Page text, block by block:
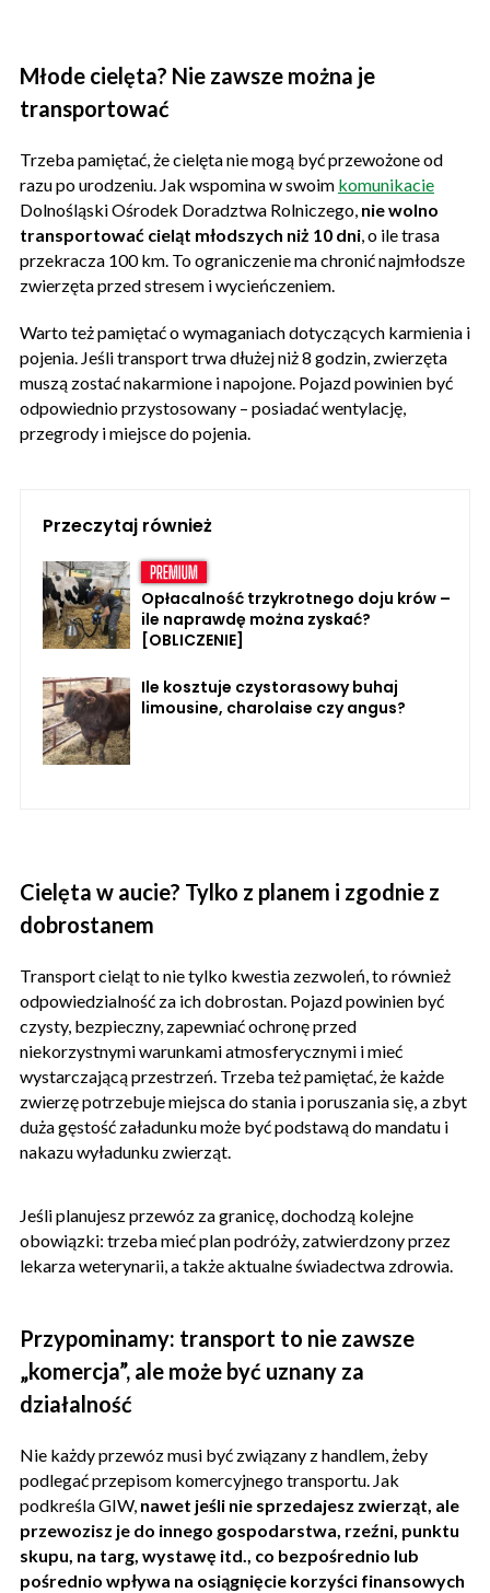
Młode cielęta? Nie zawsze można je
transportować
Trzeba pamiętać, że cielęta nie mogą być przewożone od
razu po urodzeniu. Jak wspomina w swoim komunikacie
Dolnośląski Ośrodek Doradztwa Rolniczego, nie wolno
transportować cieląt młodszych niż 10 dni , o ile trasa
przekracza 100 km. To ograniczenie ma chronić najmłodsze
zwierzęta przed stresem i wycieńczeniem.
Warto też pamiętać o wymaganiach dotyczących karmienia i
pojenia. Jeśli transport trwa dłużej niż 8 godzin, zwierzęta
muszą zostać nakarmione i napojone. Pojazd powinien być
odpowiednio przystosowany – posiadać wentylację,
przegrody i miejsce do pojenia.
Przeczytaj również
Opłacalność trzykrotnego doju krów –
ile naprawdę można zyskać?
[OBLICZENIE]
Ile kosztuje czystorasowy buhaj
limousine, charolaise czy angus?
Cielęta w aucie? Tylko z planem i zgodnie z
dobrostanem
Transport cieląt to nie tylko kwestia zezwoleń, to również
odpowiedzialność za ich dobrostan. Pojazd powinien być
czysty, bezpieczny, zapewniać ochronę przed
niekorzystnymi warunkami atmosferycznymi i mieć
wystarczającą przestrzeń. Trzeba też pamiętać, że każde
zwierzę potrzebuje miejsca do stania i poruszania się, a zbyt
duża gęstość załadunku może być podstawą do mandatu i
nakazu wyładunku zwierząt.
Jeśli planujesz przewóz za granicę, dochodzą kolejne
obowiązki: trzeba mieć plan podróży, zatwierdzony przez
lekarza weterynarii, a także aktualne świadectwa zdrowia.
Przypominamy: transport to nie zawsze
„komercja”, ale może być uznany za
działalność
Nie każdy przewóz musi być związany z handlem, żeby
podlegać przepisom komercyjnego transportu. Jak
podkreśla GIW, nawet jeśli nie sprzedajesz zwierząt, ale
przewozisz je do innego gospodarstwa, rzeźni, punktu
skupu, na targ, wystawę itd., co bezpośrednio lub
pośrednio wpływa na osiągnięcie korzyści finansowych